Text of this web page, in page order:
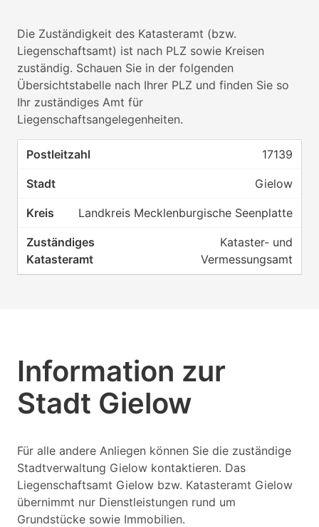
Die Zuständigkeit des Katasteramt (bzw.
Liegenschaftsamt) ist nach PLZ sowie Kreisen
zuständig. Schauen Sie in der folgenden
Übersichtstabelle nach Ihrer PLZ und finden Sie so
Ihr zuständiges Amt für
Liegenschaftsangelegenheiten.
17139
Gielow
Landkreis Mecklenburgische Seenplatte
Kataster- und
Vermessungsamt
Information zur
Stadt Gielow
Für alle andere Anliegen können Sie die zuständige
Stadtverwaltung Gielow kontaktieren. Das
Liegenschaftsamt Gielow bzw. Katasteramt Gielow
übernimmt nur Dienstleistungen rund um
Grundstücke sowie Immobilien.